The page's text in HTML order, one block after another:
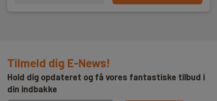
Tilmeld dig E-News!
Hold dig opdateret og få vores fantastiske tilbud i
din indbakke